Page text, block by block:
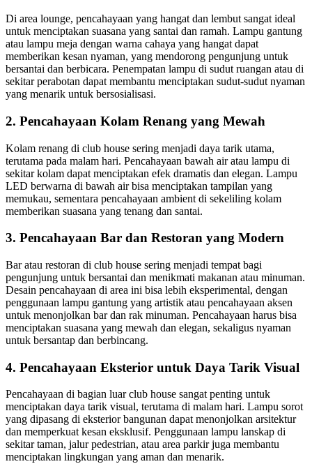
Di area lounge, pencahayaan yang hangat dan lembut sangat ideal
untuk menciptakan suasana yang santai dan ramah. Lampu gantung
atau lampu meja dengan warna cahaya yang hangat dapat
memberikan kesan nyaman, yang mendorong pengunjung untuk
bersantai dan berbicara. Penempatan lampu di sudut ruangan atau di
sekitar perabotan dapat membantu menciptakan sudut-sudut nyaman
yang menarik untuk bersosialisasi.
2. Pencahayaan Kolam Renang yang Mewah
Kolam renang di club house sering menjadi daya tarik utama,
terutama pada malam hari. Pencahayaan bawah air atau lampu di
sekitar kolam dapat menciptakan efek dramatis dan elegan. Lampu
LED berwarna di bawah air bisa menciptakan tampilan yang
memukau, sementara pencahayaan ambient di sekeliling kolam
memberikan suasana yang tenang dan santai.
3. Pencahayaan Bar dan Restoran yang Modern
Bar atau restoran di club house sering menjadi tempat bagi
pengunjung untuk bersantai dan menikmati makanan atau minuman.
Desain pencahayaan di area ini bisa lebih eksperimental, dengan
penggunaan lampu gantung yang artistik atau pencahayaan aksen
untuk menonjolkan bar dan rak minuman. Pencahayaan harus bisa
menciptakan suasana yang mewah dan elegan, sekaligus nyaman
untuk bersantap dan berbincang.
4. Pencahayaan Eksterior untuk Daya Tarik Visual
Pencahayaan di bagian luar club house sangat penting untuk
menciptakan daya tarik visual, terutama di malam hari. Lampu sorot
yang dipasang di eksterior bangunan dapat menonjolkan arsitektur
dan memperkuat kesan eksklusif. Penggunaan lampu lanskap di
sekitar taman, jalur pedestrian, atau area parkir juga membantu
menciptakan lingkungan yang aman dan menarik.